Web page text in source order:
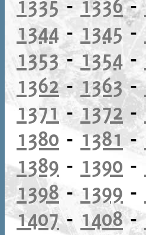
1344 - 1345-
1353-1354-
1362-1363-
1371 -1372-
1380 -1381 -
1389 - 1390 -
1398- 1399 -
1407- 1408-